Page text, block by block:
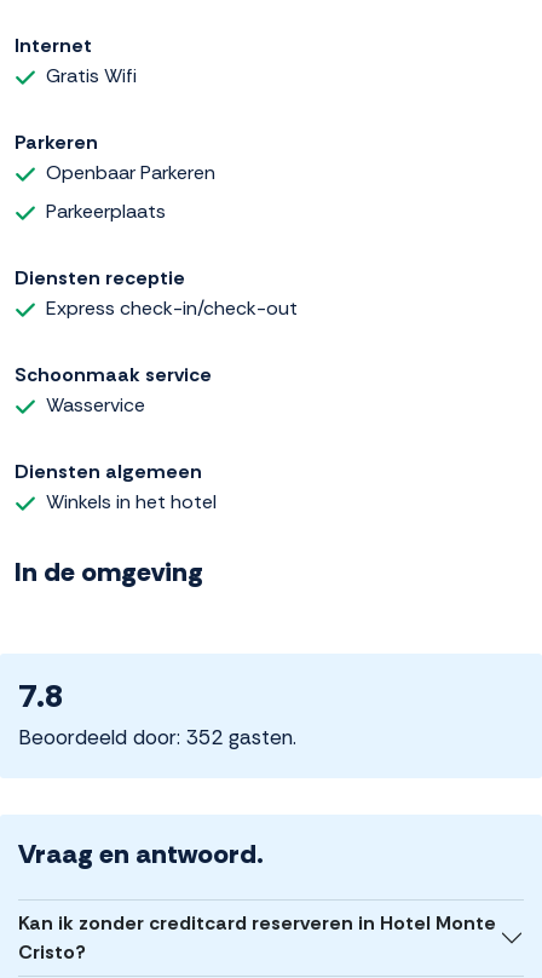
Internet
Gratis Wifi
Parkeren
Openbaar Parkeren
Parkeerplaats
Diensten receptie
Express check-in/check-out
Schoonmaak service
Wasservice
Diensten algemeen
Winkels in het hotel
In de omgeving
7.8
Beoordeeld door: 352 gasten.
Vraag en antwoord.
Kan ik zonder creditcard reserveren in Hotel Monte
Cristo?